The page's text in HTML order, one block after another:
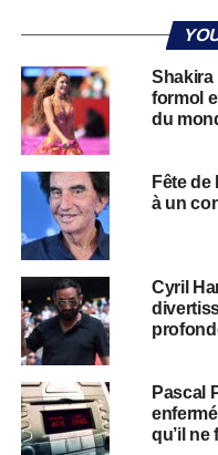
Shakira
formol
du
Fête
à un
Cyril
Pascal
qu’il ne